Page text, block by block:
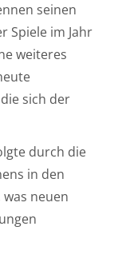
seinen
Spiele im Jahr
weiteres
sich der
durch die
in den
neuen